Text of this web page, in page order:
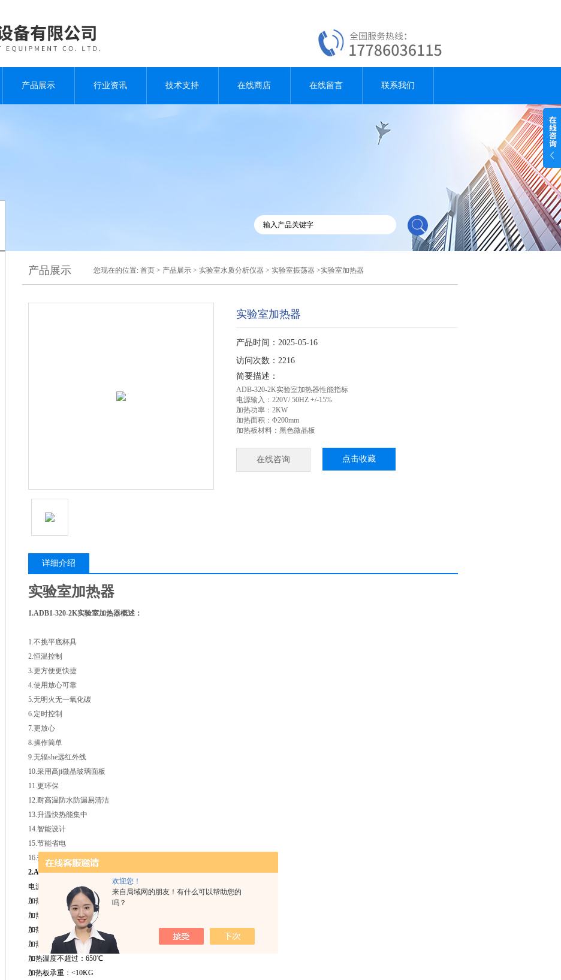
欢迎您！
来自局域网的朋友！有什么可以帮助您的
吗？
产品展示 行业资讯 技术支持 在线商店 在线留言 联系我们
产品展示 您现在的位置: 首页 > 产品展示 > 实验室水质分析仪器 > 实验室振荡器 >实验室加热器
实验室加热器
产品时间：2025-05-16
访问次数：2216
简要描述：
ADB-320-2K实验室加热器性能指标
电源输入：220V/ 50HZ +/-15%
加热功率：2KW
加热面积：Φ200mm
加热板材料：黑色微晶板
在线咨询 点击收藏
详细介绍
实验室加热器
1.ADB1-320-2K实验室加热器概述：
1.不挑平底杯具
2.恒温控制
3.更方便更快捷
4.使用放心可靠
5.无明火无一氧化碳
6.定时控制
7.更放心
8.操作简单
9.无辐she远红外线
10.采用高ji微晶玻璃面板
11.更环保
12.耐高温防水防漏易清洁
13.升温快热能集中
14.智能设计
15.节能省电
16.热力强劲热能均匀
2.ADB1-320-2K实验室加热器性能指标
电源输入：220V/ 50HZ +/-15%
加热功率：2KW
加热面积：Φ200mm
加热板材料：黑色微晶板
加热板耐温：800℃
加热温度不超过：650℃
加热板承重：<10KG